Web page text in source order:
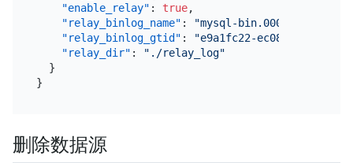
"enable_relay" : true,
"relay_binlog_name" : "mysql-bin.000002"
"relay_binlog_gtid" :
"e9a1fc22-ec08-11e9-
"relay_dir" :
"./relay_log"
}
}
删除数据源